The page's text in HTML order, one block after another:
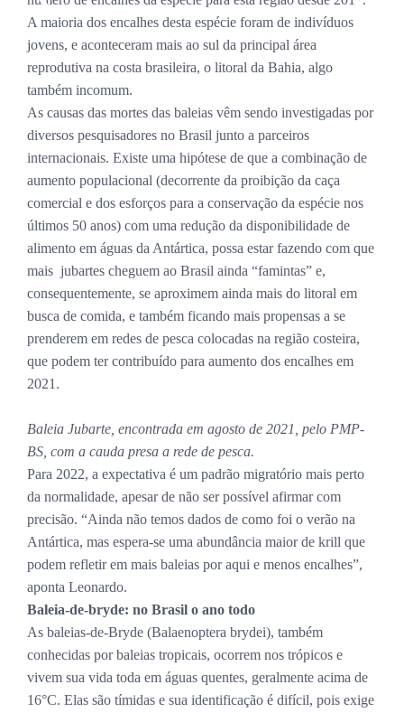
A maioria dos encalhes desta espécie foram de indivíduos
jovens, e aconteceram mais ao sul da principal área
reprodutiva na costa brasileira, o litoral da Bahia, algo
também incomum.
As causas das mortes das baleias vêm sendo investigadas por
diversos pesquisadores no Brasil junto a parceiros
internacionais. Existe uma hipótese de que a combinação de
aumento populacional (decorrente da proibição da caça
comercial e dos esforços para a conservação da espécie nos
últimos 50 anos) com uma redução da disponibilidade de
alimento em águas da Antártica, possa estar fazendo com que
mais jubartes cheguem ao Brasil ainda “famintas” e,
consequentemente, se aproximem ainda mais do litoral em
busca de comida, e também ficando mais propensas a se
prenderem em redes de pesca colocadas na região costeira,
que podem ter contribuído para aumento dos encalhes em
2021.
Baleia Jubarte, encontrada em agosto de 2021, pelo PMP-
BS, com a cauda presa a rede de pesca.
Para 2022, a expectativa é um padrão migratório mais perto
da normalidade, apesar de não ser possível afirmar com
precisão. “Ainda não temos dados de como foi o verão na
Antártica, mas espera-se uma abundância maior de krill que
podem refletir em mais baleias por aqui e menos encalhes”,
aponta Leonardo.
Baleia-de-bryde: no Brasil o ano todo
As baleias-de-Bryde (Balaenoptera brydei), também
conhecidas por baleias tropicais, ocorrem nos trópicos e
vivem sua vida toda em águas quentes, geralmente acima de
16°C. Elas são tímidas e sua identificação é difícil, pois exige